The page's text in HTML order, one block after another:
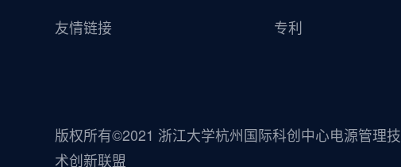
友情链接
专利
版权所有©2021 浙江大学杭州国际科创中心电源管理技
术创新联盟